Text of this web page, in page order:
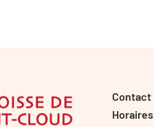
Contact
Horaires